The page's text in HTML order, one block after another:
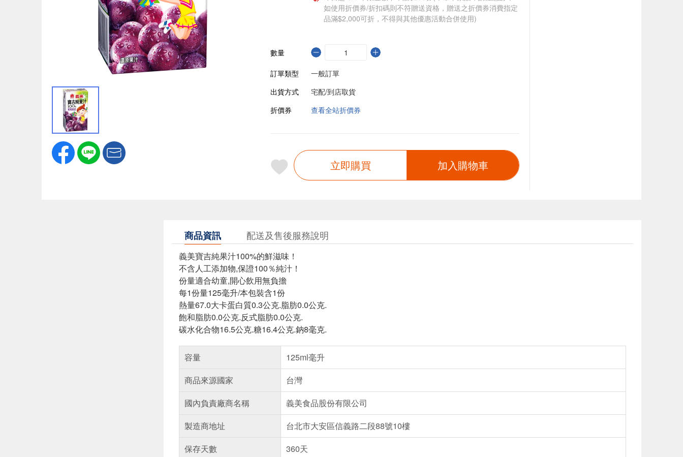
如使用折價券/折扣碼則不符贈送資格，贈送之折價券消費指定
品滿$2,000可折，不得與其他優惠活動合併使用)
數量
訂單類型
一般訂單
出貨方式
宅配/到店取貨
折價券
查看全站折價券
立即購買 加入購物車
商品資訊 配送及售後服務說明
義美寶吉純果汁100%的鮮滋味！
不含人工添加物,保證100％純汁！
份量適合幼童,開心飲用無負擔
每1份量125毫升/本包裝含1份
熱量67.0大卡蛋白質0.3公克.脂肪0.0公克.
飽和脂肪0.0公克.反式脂肪0.0公克.
碳水化合物16.5公克.糖16.4公克.鈉8毫克.
容量
125ml毫升
商品來源國家
台灣
國內負責廠商名稱
義美食品股份有限公司
製造商地址
台北市大安區信義路二段88號10樓
保存天數
360天